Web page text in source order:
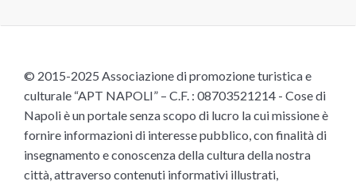
© 2015-2025 Associazione di promozione turistica e
culturale “APT NAPOLI” – C.F. : 08703521214 - Cose di
Napoli è un portale senza scopo di lucro la cui missione è
fornire informazioni di interesse pubblico, con finalità di
insegnamento e conoscenza della cultura della nostra
città, attraverso contenuti informativi illustrati,